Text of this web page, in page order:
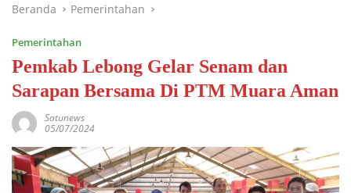
Beranda Pemerintahan
Pemerintahan
Pemkab Lebong Gelar Senam dan
Sarapan Bersama Di PTM Muara Aman
Satunews
05/07/2024